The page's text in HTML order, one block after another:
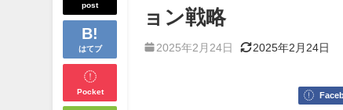
post
はてブ
Pocket
ョン戦略
2025年2月24日 2025年2月24日